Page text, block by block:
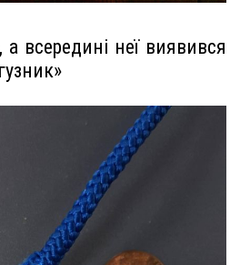
а всередині неї виявився